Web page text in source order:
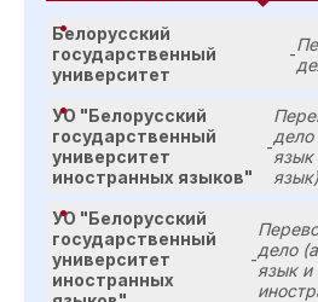
Белорусский
государственный
университет
-
УО "Белорусский
государственный
университет
иностранных языков"
-дело
язык
язык)
УО "Белорусский
государственный
университет
иностранных
-дело
язык и